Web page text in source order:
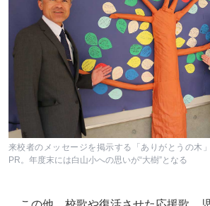
来校者のメッセージを掲示する「ありがとうの木
PR。年度末には白山小への思いが“大樹”となる